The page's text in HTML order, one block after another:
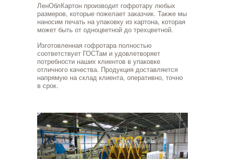
ЛенОблКартон производит гофротару любых
размеров, которые пожелает заказчик. Также мы
наносим печать на упаковку из картона, которая
может быть от одноцветной до трехцветной.
Изготовленная гофротара полностью
соответствует ГОСТам и удовлетворяет
потребности наших клиентов в упаковке
отличного качества. Продукция доставляется
напрямую на склад клиента, оперативно, точно
в срок.